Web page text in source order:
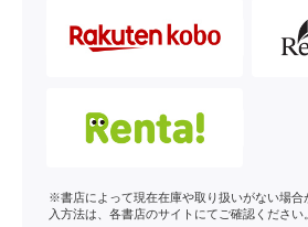
※書店によって現在在庫や取り扱いがない場合
入方法は、各書店のサイトにてご確認ください。